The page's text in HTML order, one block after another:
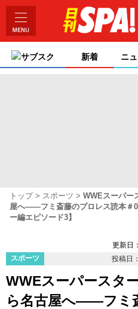
サブスク 新着 ニ
トップ スポーツ
WWEスーパー
屋へ――フミ斎藤のプロレス読本＃
ー編エピソード3】
更新日
スポーツ
投稿日
WWEスーパースタ
ら名古屋へ――フミ